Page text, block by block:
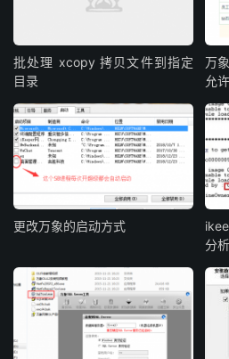
批处理 xcopy 拷贝文件到指定
目录
万
允
更改万象的启动方式
分